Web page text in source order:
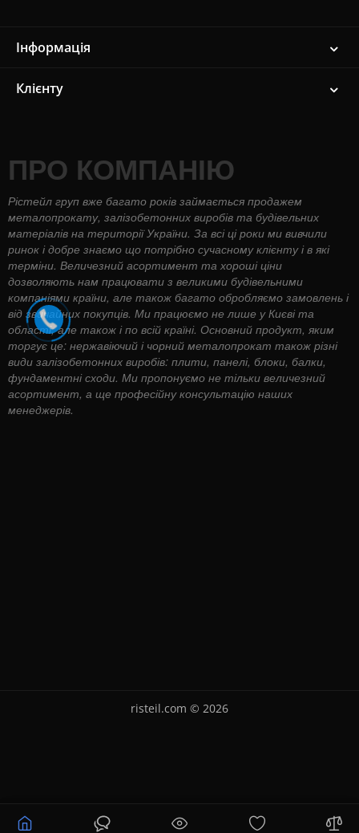
Уточнюйте ціну Купити
Інформація
Клієнту
ПРО КОМПАНІЮ
Рістейл груп вже багато років займається продажем
металопрокату, залізобетонних виробів та будівельних
матеріалів на території України. За всі ці роки ми вивчили
ринок і добре знаємо що потрібно сучасному клієнту і в які
терміни. Величезний асортимент та хороші ціни
дозволяють нам працювати з великими будівельними
компаніями країни, але також багато обробляємо замовлень і
від звичайних покупців. Ми працюємо не лише у Києві та
області, але також і по всій країні. Основний продукт, яким
торгує це: нержавіючий і чорний металопрокат також різні
види залізобетонних виробів: плити, панелі, блоки, балки,
фундаментні сходи. Ми пропонуємо не тільки величезний
асортимент, а ще професійну консультацію наших
менеджерів.
risteil.com © 2026